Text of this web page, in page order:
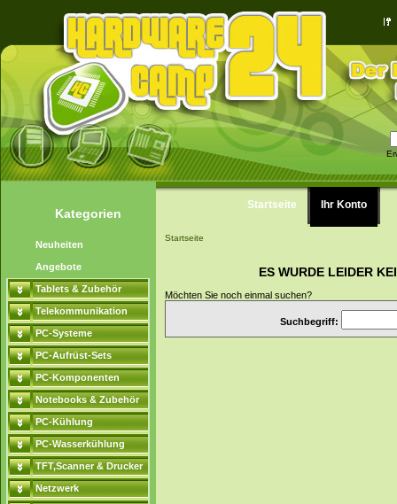
Kategorien
Neuheiten
Angebote
Tablets & Zubehör
Telekommunikation
PC-Systeme
PC-Aufrüst-Sets
PC-Komponenten
Notebooks & Zubehör
PC-Kühlung
PC-Wasserkühlung
TFT,Scanner & Drucker
Netzwerk
Startseite Ihr Konto
Startseite
ES WURDE LEIDER
Möchten Sie noch einmal suchen?
Suchbegriff: